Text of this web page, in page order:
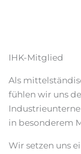
IHK-Mitglied
Als
fühlen wir uns
in besonderem
Wir setzen uns